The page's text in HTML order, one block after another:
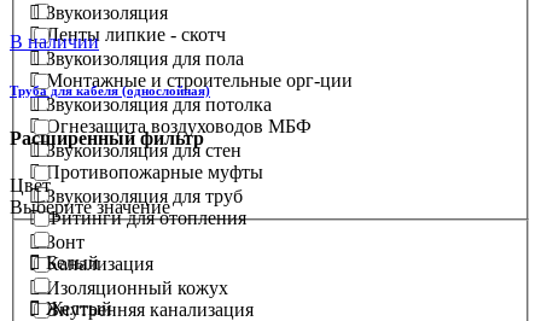
Ленты липкие - скотч
Монтажные и строительные орг-ции
Огнезащита воздуховодов МБФ
Противопожарные муфты
Фитинги для отопления
Канализация
Внутренняя канализация
Звукоизоляция
Звукоизоляция для пола
Звукоизоляция для потолка
Звукоизоляция для стен
Звукоизоляция для труб
Зонт
Изоляционный кожух
В наличии
Труба для кабеля (однослойная)
Расширенный фильтр
Цвет
Выберите значение
Белый
Желтый